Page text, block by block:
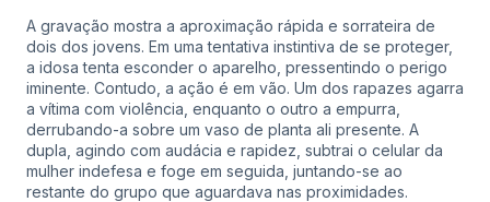
A gravação mostra a aproximação rápida e sorrateira de
dois dos jovens. Em uma tentativa instintiva de se proteger,
a idosa tenta esconder o aparelho, pressentindo o perigo
iminente. Contudo, a ação é em vão. Um dos rapazes agarra
a vítima com violência, enquanto o outro a empurra,
derrubando-a sobre um vaso de planta ali presente. A
dupla, agindo com audácia e rapidez, subtrai o celular da
mulher indefesa e foge em seguida, juntando-se ao
restante do grupo que aguardava nas proximidades.